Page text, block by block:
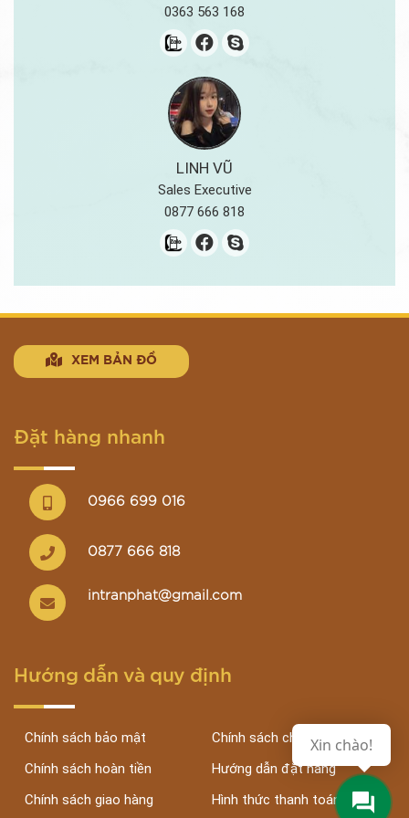
Báo Giá Catalogue0363 563 168
LINH VŨ
Sales Executive
0877 666 818
XEM BẢN ĐỒ
Đặt hàng nhanh
0966 699 016
0877 666 818
intranphat@gmail.com
Hướng dẫn và quy định
Chính sách bảo mật
Chính sách chung
Chính sách hoàn tiền
Hướng dẫn đặt hàng
Chính sách giao hàng
Hình thức thanh toán
Xin chào!